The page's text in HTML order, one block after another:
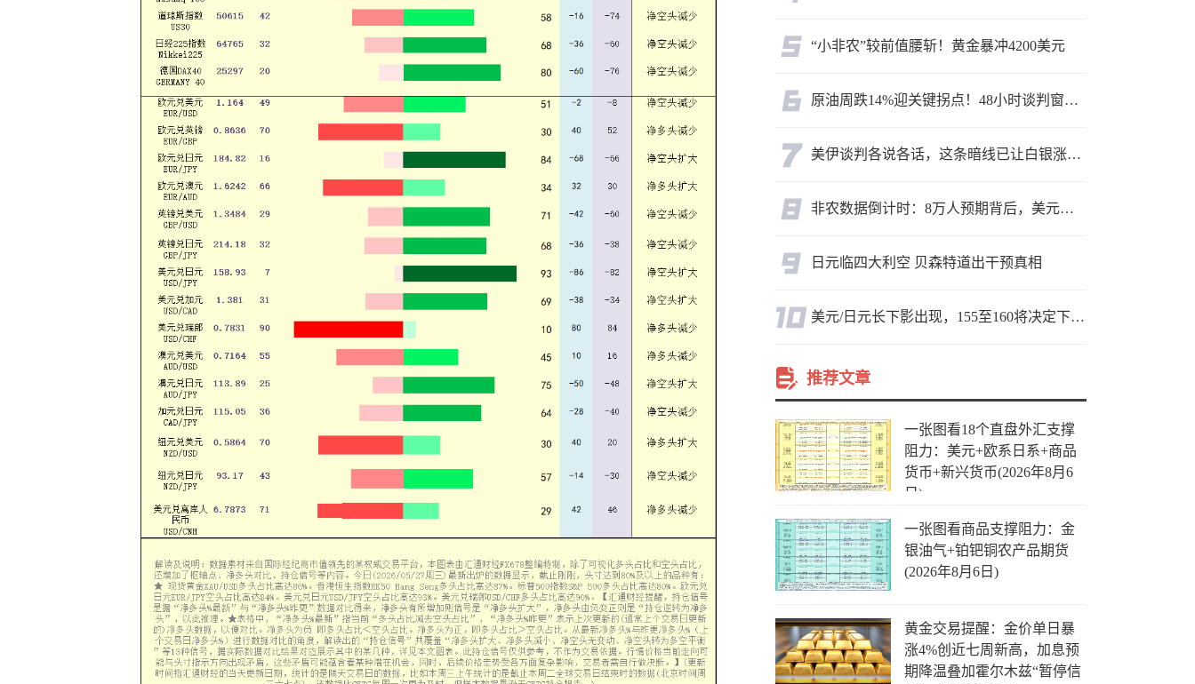
“小非农”较前值腰斩！黄金暴冲4200美元
原油周跌14%迎关键拐点！48小时谈判窗口，暗藏行情变数
美伊谈判各说各话，这条暗线已让白银涨疯了
非农数据倒计时：8万人预期背后，美元方向面临重新选择
日元临四大利空 贝森特道出干预真相
美元/日元长下影出现，155至160将决定下一轮方向
推荐文章
一张图看18个直盘外汇支撑
阻力：美元+欧系日系+商品
货币+新兴货币(2026年8月6
日)
一张图看商品支撑阻力：金
银油气+铂钯铜农产品期货
(2026年8月6日)
黄金交易提醒：金价单日暴
涨4%创近七周新高，加息预
期降温叠加霍尔木兹“暂停信